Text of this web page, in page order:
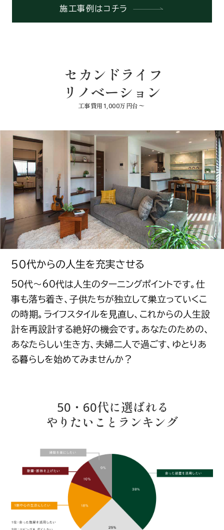
施工事例はコチラ
セカンドライフ
リノベーション
工事費用1,000万円台〜
50代からの人生を充実させる
50代～60代は人生のターニングポイントです。仕
事も落ち着き、子供たちが独立して巣立っていくこ
の時期。ライフスタイルを見直し、これからの人生設
計を再設計する絶好の機会です。あなたのための、
あなたらしい生き方、夫婦二人で過ごす、ゆとりあ
る暮らしを始めてみませんか？
50・60代に選ばれる
やりたいことランキング